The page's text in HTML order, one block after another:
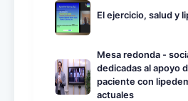
El ejercicio, salud y
Mesa redonda -
dedicadas al apoyo
paciente con
actuales